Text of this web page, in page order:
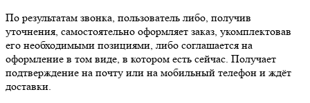
По результатам звонка, пользователь либо, получив
уточнения, самостоятельно оформляет заказ, укомплектовав
его необходимыми позициями, либо соглашается на
оформление в том виде, в котором есть сейчас. Получает
подтверждение на почту или на мобильный телефон и ждёт
доставки.